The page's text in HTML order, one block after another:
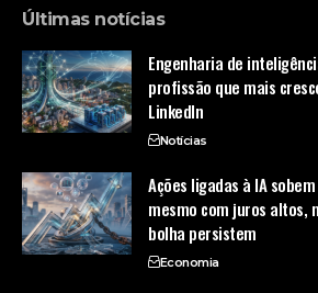
Últimas notícias
Engenharia de
profissão que mais
LinkedIn
Notícias
Ações ligadas à IA
mesmo com juros altos,
bolha persistem
Economia